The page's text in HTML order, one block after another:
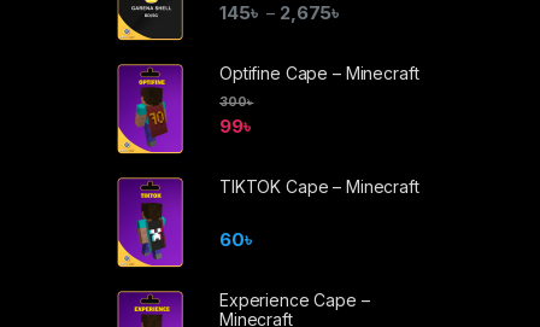
145৳ – 2,675৳
Optifine Cape – Minecraft
99৳
300৳
TIKTOK Cape – Minecraft
60৳
Experience Cape –
Minecraft